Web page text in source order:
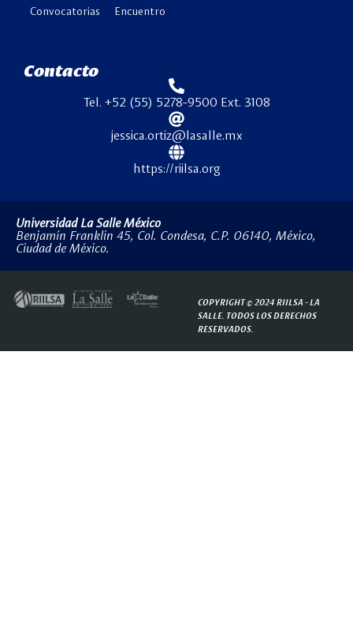
Convocatorias Encuentro
Contacto
Tel. +52 (55) 5278-9500 Ext. 3108
jessica.ortiz@lasalle.mx
https://riilsa.org
Universidad La Salle México
Benjamín Franklin 45, Col. Condesa, C.P. 06140, México,
Ciudad de México.
COPYRIGHT © 2024 RIILSA -LA
SALLE. TODOS LOS DERECHOS
RESERVADOS.